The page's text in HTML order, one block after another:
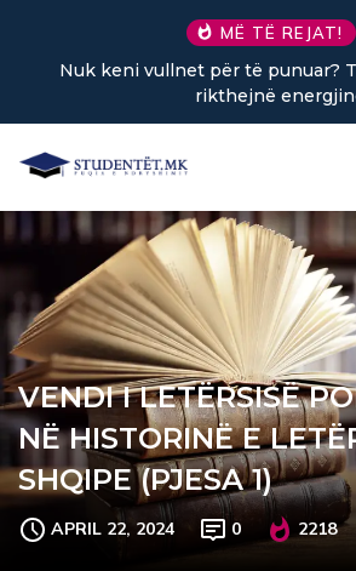
MË TË REJAT!
Nuk keni vullnet për të punuar?
rikthejnë energjinë
VENDI I LETËRSISË
NË HISTORINË E
SHQIPE (PJESA 1)
APRIL 22, 2024 0 2218